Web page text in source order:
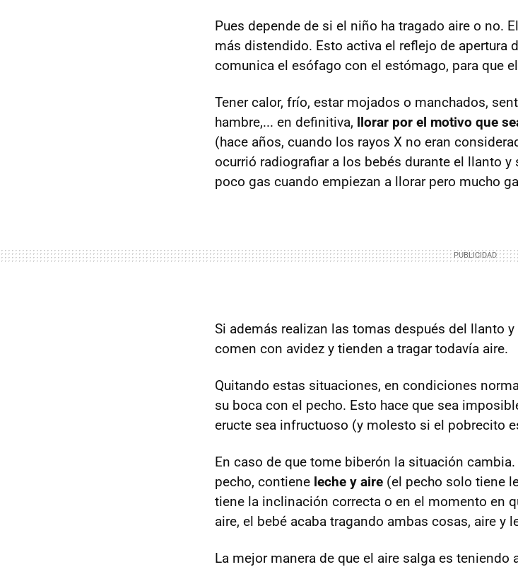
Pues depende de si el niño ha tragado aire o no.
más distendido. Esto activa el reflejo de apertura
comunica el esófago con el estómago, para que
Tener calor, frío, estar mojados o manchados,
hambre,... en definitiva, llorar por el motivo que
(hace años, cuando los rayos X no eran
ocurrió radiografiar a los bebés durante el llanto
poco gas cuando empiezan a llorar pero mucho
Si además realizan las tomas después del llanto
comen con avidez y tienden a tragar todavía aire.
Quitando estas situaciones, en condiciones
su boca con el pecho. Esto hace que sea
eructe sea infructuoso (y molesto si el pobrecito
En caso de que tome biberón la situación
pecho, contiene leche y aire (el pecho solo tiene
tiene la inclinación correcta o en el momento en
aire, el bebé acaba tragando ambas cosas, aire y
La mejor manera de que el aire salga es